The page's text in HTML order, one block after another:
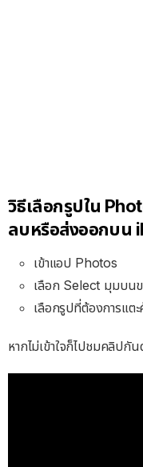
วิธีเลือกรูปใน
ลบหรือส่งออกบน
เข้าแอป Photos
เลือก Select มุมบนข
เลือกรูปที่ต้องการแตะ
หากไม่เข้าใจก็ไปชมคลิปกัน